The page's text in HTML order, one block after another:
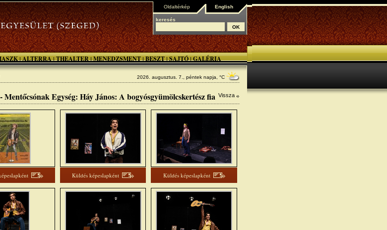
Oldaltérkép English
keresés
| ALTERRA | THEALTER | MENEDZSMENT | BESZT | SAJTÓ | GALÉRIA
2026. augusztus. 7., péntek napja, °C
Vissza
Egység: Háy János: A bogyósgyümölcskertész fia
Küldés képeslapként Küldés képeslapként